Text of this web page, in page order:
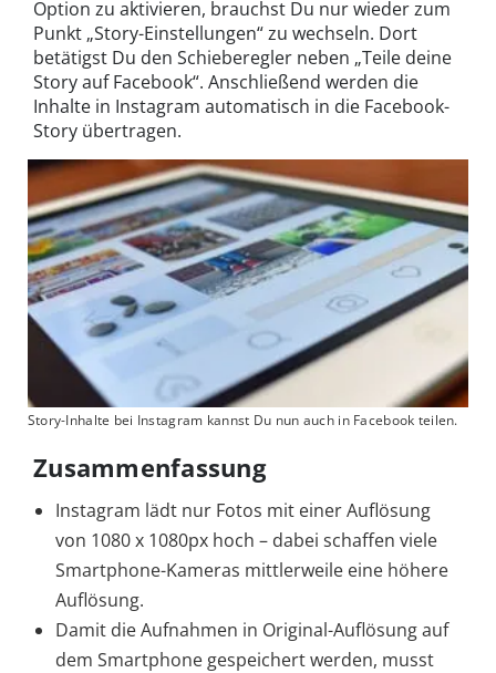
Option zu aktivieren, brauchst Du nur wieder zum
Punkt „Story-Einstellungen“ zu wechseln. Dort
betätigst Du den Schieberegler neben „Teile deine
Story auf Facebook“. Anschließend werden die
Inhalte in Instagram automatisch in die Facebook-
Story übertragen.
Story-Inhalte bei Instagram kannst Du nun auch in Facebook teilen.
Zusammenfassung
Instagram lädt nur Fotos mit einer Auflösung
von 1080 x 1080px hoch – dabei schaffen viele
Smartphone-Kameras mittlerweile eine höhere
Auflösung.
Damit die Aufnahmen in Original-Auflösung auf
dem Smartphone gespeichert werden, musst